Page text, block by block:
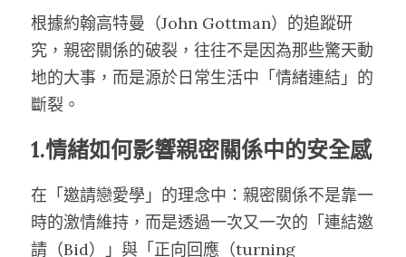
根據約翰高特曼（John Gottman）的追蹤研
究，親密關係的破裂，往往不是因為那些驚天動
地的大事，而是源於日常生活中「情緒連結」的
斷裂。
1.情緒如何影響親密關係中的安全感
在「邀請戀愛學」的理念中：親密關係不是靠一
時的激情維持，而是透過一次又一次的「連結邀
請（Bid）」與「正向回應（turning